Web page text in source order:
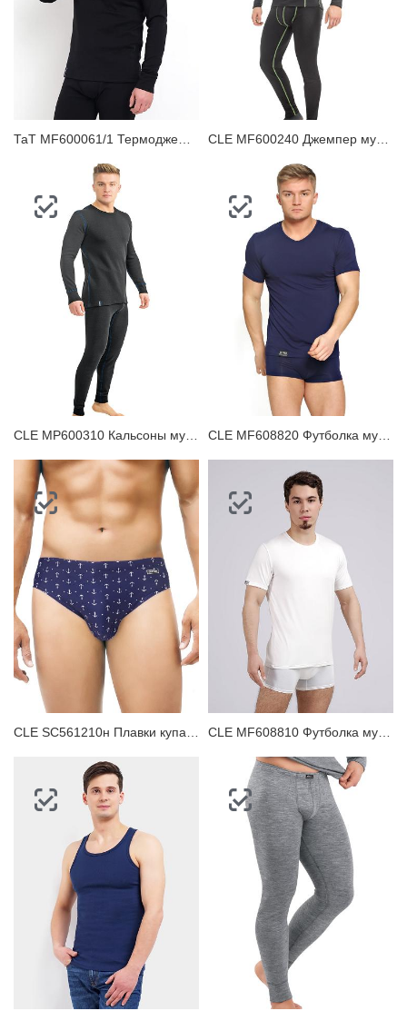
CLE MP600310 Кальсоны мужские CLE MF608820 Футболка мужская